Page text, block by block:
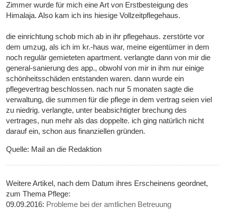
Zimmer wurde für mich eine Art von Erstbesteigung des
Himalaja. Also kam ich ins hiesige Vollzeitpflegehaus.
die einrichtung schob mich ab in ihr pflegehaus. zerstörte vor
dem umzug, als ich im kr.-haus war, meine eigentümer in dem
noch regulär gemieteten apartment. verlangte dann von mir die
general-sanierung des app., obwohl von mir in ihm nur einige
schönheitsschäden entstanden waren. dann wurde ein
pflegevertrag beschlossen. nach nur 5 monaten sagte die
verwaltung, die summen für die pflege in dem vertrag seien viel
zu niedrig. verlangte, unter beabsichtigter brechung des
vertrages, nun mehr als das doppelte. ich ging natürlich nicht
darauf ein, schon aus finanziellen gründen.
Quelle: Mail an die Redaktion
Weitere Artikel, nach dem Datum ihres Erscheinens geordnet,
zum Thema Pflege:
09.09.2016: Probleme bei der amtlichen Betreuung